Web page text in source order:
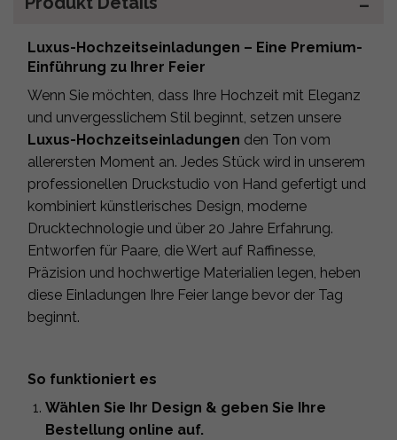
Luxus-Hochzeitseinladungen – Eine Premium-
Einführung zu Ihrer Feier
Wenn Sie möchten, dass Ihre Hochzeit mit Eleganz
und unvergesslichem Stil beginnt, setzen unsere
Luxus-Hochzeitseinladungen den Ton vom
allerersten Moment an. Jedes Stück wird in unserem
professionellen Druckstudio von Hand gefertigt und
kombiniert künstlerisches Design, moderne
Drucktechnologie und über 20 Jahre Erfahrung.
Entworfen für Paare, die Wert auf Raffinesse,
Präzision und hochwertige Materialien legen, heben
diese Einladungen Ihre Feier lange bevor der Tag
beginnt.
So funktioniert es
Wählen Sie Ihr Design & geben Sie Ihre
Bestellung online auf.